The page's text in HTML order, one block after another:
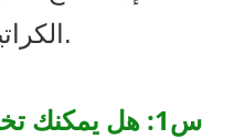
الكراتين على منصات نقالة.
س1: هل